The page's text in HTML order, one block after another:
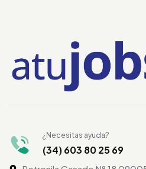
¿Necesitas ayuda?
(34) 603 80 25 69